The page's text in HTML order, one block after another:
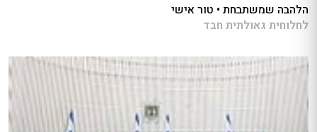
הלהבה שמשתבחת • טור אישי
לחלוחית גאולתית חבד